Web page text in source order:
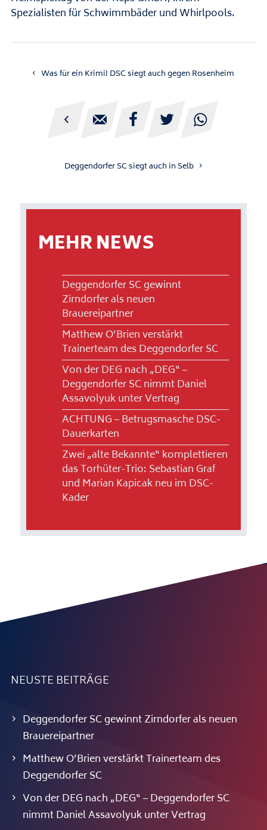
Spezialisten für Schwimmbäder und Whirlpools.
Was für ein Krimi! DSC siegt auch gegen Rosenheim
    
Deggendorfer SC siegt auch in Selb
MEHR NEWS
Deggendorfer SC gewinnt
Zirndorfer als neuen
Brauereipartner
Matthew O’Brien verstärkt
Trainerteam des Deggendorfer SC
Von der DEG nach „DEG“ –
Deggendorfer SC nimmt Daniel
Assavolyuk unter Vertrag
ACHTUNG – Betrugsmasche DSC-
Dauerkarten
Zwei „alte Bekannte“ komplettieren
das Torhüter-Trio: Sebastian Graf
und Marian Kapicak neu im DSC-
Kader
NEUSTE BEITRÄGE
Deggendorfer SC gewinnt Zirndorfer als neuen
Brauereipartner
Matthew O’Brien verstärkt Trainerteam des
Deggendorfer SC
Von der DEG nach „DEG“ – Deggendorfer SC
nimmt Daniel Assavolyuk unter Vertrag